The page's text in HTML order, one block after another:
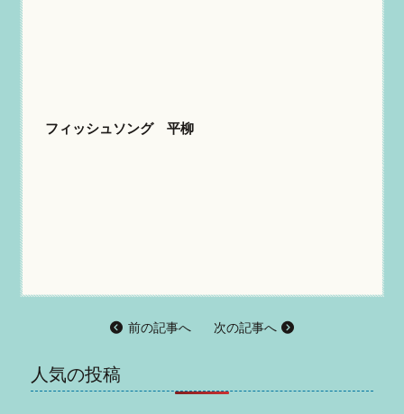
フィッシュソング 平柳
前の記事へ 次の記事へ
人気の投稿